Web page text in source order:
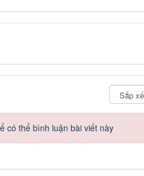
có thể bình luận bài viết này